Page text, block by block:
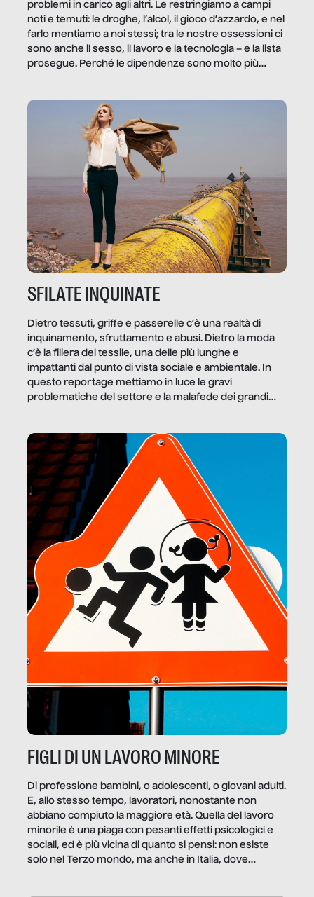
problemi in carico agli altri. Le restringiamo a campi
noti e temuti: le droghe, l’alcol, il gioco d’azzardo, e nel
farlo mentiamo a noi stessi; tra le nostre ossessioni ci
sono anche il sesso, il lavoro e la tecnologia – e la lista
prosegue. Perché le dipendenze sono molto più
trae un guadagno. In questo reportage vediamo
quale e come.
SFILATE INQUINATE
Dietro tessuti, griffe e passerelle c’è una realtà di
inquinamento, sfruttamento e abusi. Dietro la moda
c’è la filiera del tessile, una delle più lunghe e
impattanti dal punto di vista sociale e ambientale. In
questo reportage mettiamo in luce le gravi
problematiche del settore e la malafede dei grandi
FIGLI DI UN LAVORO MINORE
Di professione bambini, o adolescenti, o giovani adulti.
E, allo stesso tempo, lavoratori, nonostante non
abbiano compiuto la maggiore età. Quella del lavoro
minorile è una piaga con pesanti effetti psicologici e
sociali, ed è più vicina di quanto si pensi: non esiste
solo nel Terzo mondo, ma anche in Italia, dove